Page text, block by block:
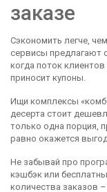
заказе
Сэкономить легче,
сервисы предлагают
когда поток
приносит купоны.
Ищи комплексы
десерта стоит
только одна порция,
равно окажется
Не забывай про
кэшбэк или
количества заказов